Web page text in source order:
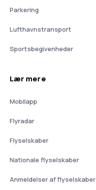
Parkering
Lufthavnstransport
Sportsbegivenheder
Lær mere
Mobilapp
Flyradar
Flyselskaber
Nationale flyselskaber
Anmeldelser af flyselskaber